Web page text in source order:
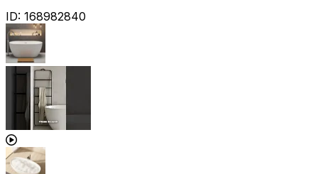
ID: 168982840